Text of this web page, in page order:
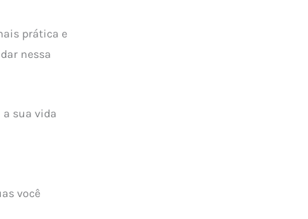
prática e
nessa
sua vida
você